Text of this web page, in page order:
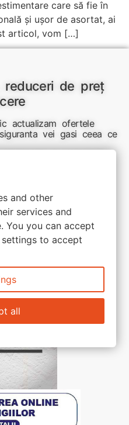
care să fie în
și ușor de asortat, ai
articol, vom […]
reduceri de preț
actualizam ofertele
vei gasi ceea ce
si cumpărături
and other
services and
You you can accept
to accept
all